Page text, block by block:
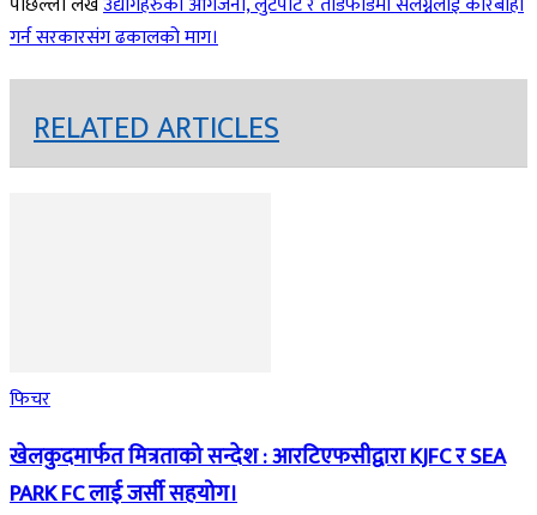
गर्न सरकारसंग ढकालको माग।
RELATED ARTICLES
फिचर
खेलकुदमार्फत मित्रताको सन्देश : आरटिएफसीद्वारा KJFC र SEA
PARK FC लाई जर्सी सहयोग।